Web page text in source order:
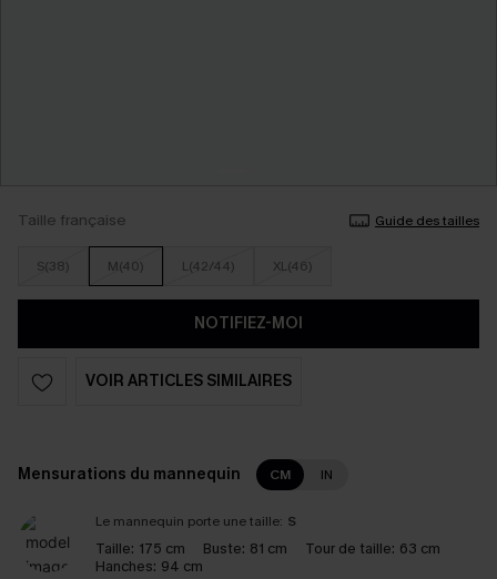
Taille française Guide des tailles
S(38) M(40) L(42/44) XL(46)
NOTIFIEZ-MOI
VOIR ARTICLES SIMILAIRES
Mensurations du mannequin CM IN
Le mannequin porte une taille: S
Taille: 175 cm Buste: 81 cm Tour de taille: 63 cm
Hanches: 94 cm